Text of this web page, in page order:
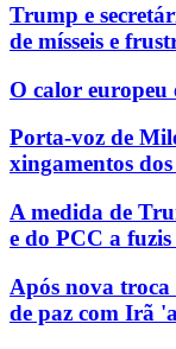
Trump e
de mísseis e
O calor europeu
Porta-voz de
xingamentos
A medida de
e do PCC a
Após nova
de paz com Irã